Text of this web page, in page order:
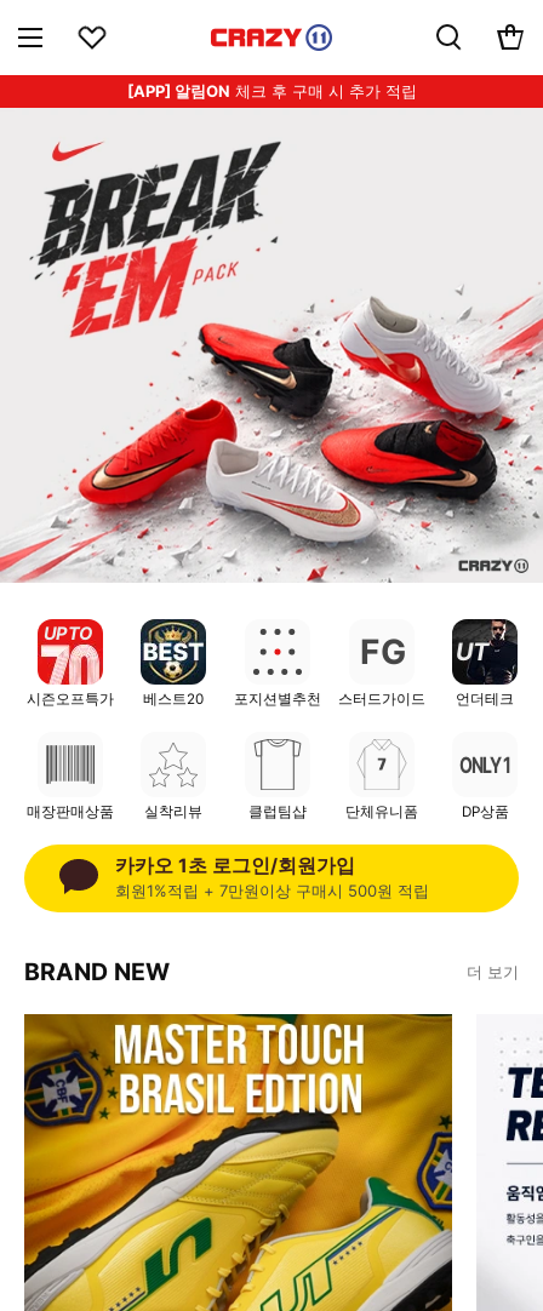
[APP] 알림ON 체크 후 구매 시 추가 적립
UP TO
시즌오프특가 베스트20 포지션별추천
FG
스터드가이드
UT
언더테크
매장판매상품 실착리뷰 클럽팀샵 단체유니폼
ONLY 1
DP상품
카카오 1초 로그인/회원가입
회원1%적립 + 7만원이상 구매시 500원 적립
BRAND NEW 더 보기